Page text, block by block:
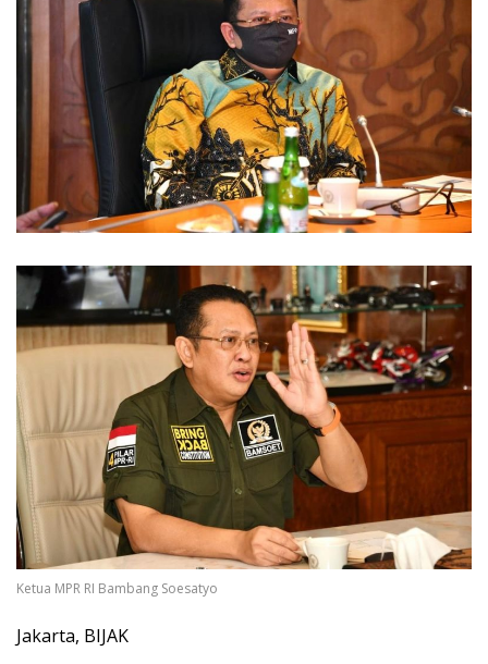
Ketua MPR RI Bambang Soesatyo
Jakarta, BIJAK